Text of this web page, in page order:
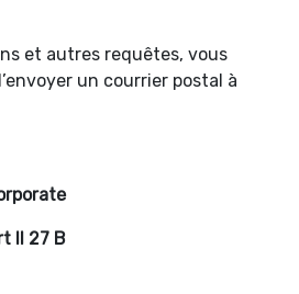
et autres requêtes, vous
un courrier postal à
II 27 B